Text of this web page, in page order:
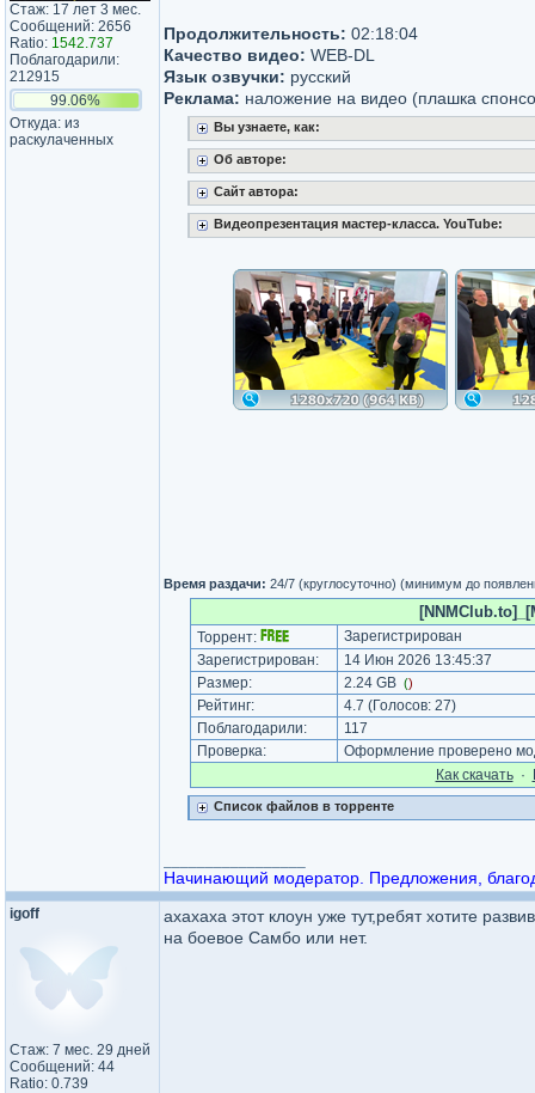
Стаж: 17 лет 3 мес.
Сообщений: 2656
Ratio: 1542.737
Поблагодарили:
212915
99.06%
Откуда: из
раскулаченных
Продолжительность: 02:18:04
Качество видео: WEB-DL
Язык озвучки: русский
Реклама: наложение на видео (плашка
Вы узнаете, как:
Об авторе:
Сайт автора:
Видеопрезентация мастер-класса. YouTube:
Время раздачи: 24/7 (круглосуточно) (минимум до
Торрент:
Зарегистрирован
Зарегистрирован:
14 Июн 2026 13:45:37
Размер:
2.24 GB ()
Рейтинг: 4.7 (Голосов: 27)
Поблагодарили:
117
Проверка:
Оформление проверено
Как cкачать·
Список файлов в торренте
Начинающий модератор. Предложения,
igoff
Стаж: 7 мес. 29 дней
Сообщений: 44
Ratio: 0.739
ахахаха этот клоун уже тут,ребят хотите
на боевое Самбо или нет.